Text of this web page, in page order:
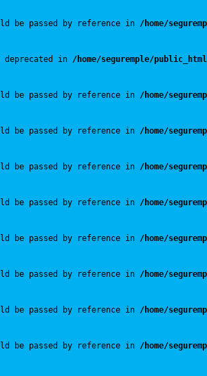
be passed by reference in /home/
in /home/seguremple/
be passed by reference in /home/
be passed by reference in /home/
be passed by reference in /home/
be passed by reference in /home/
be passed by reference in /home/
be passed by reference in /home/
be passed by reference in /home/
be passed by reference in /home/